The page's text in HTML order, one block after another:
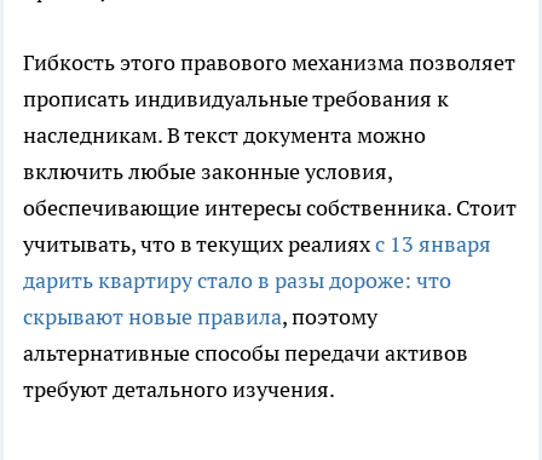
Гибкость этого правового механизма позволяет
прописать индивидуальные требования к
наследникам. В текст документа можно
включить любые законные условия,
обеспечивающие интересы собственника. Стоит
учитывать, что в текущих реалияхс 13 января
дарить квартиру стало в разы дороже: что
скрывают новые правила, поэтому
альтернативные способы передачи активов
требуют детального изучения.